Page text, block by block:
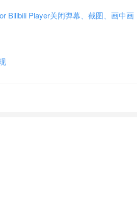
Bilibili Player关闭弹幕、截图、画中画